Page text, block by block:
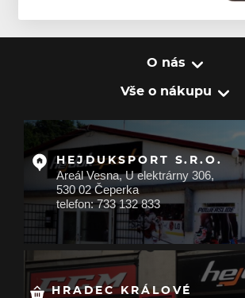
O nás
Vše o nákupu
HEJDUKSPORT S.R.O.
Areál Vesna, U elektrárny 306,
530 02 Čeperka
telefon: 733 132 833
HRADEC KRÁLOVÉ